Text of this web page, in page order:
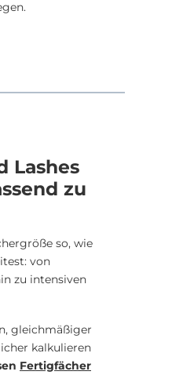
Lashes
zu
so, wie
von
zu intensiven
gleichmäßiger
kalkulieren
Fertigfächer